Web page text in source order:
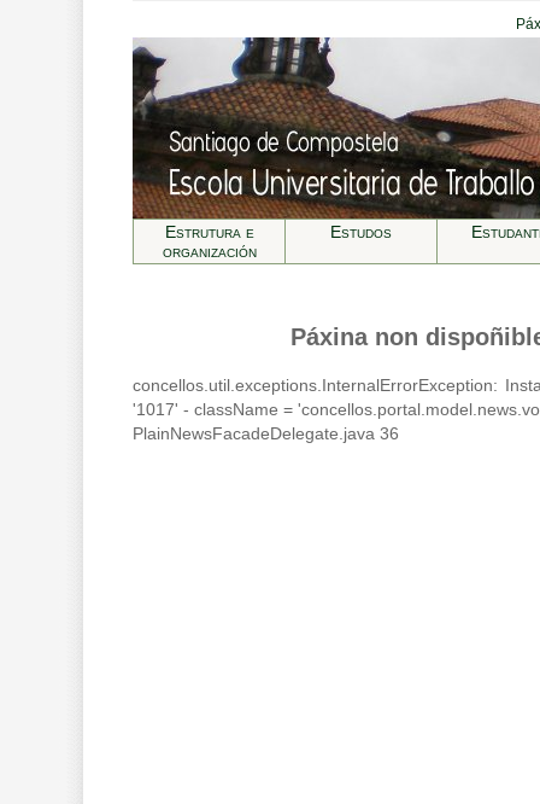
Estrutura e
organización
Estudos
Páxina non
concellos.util.exceptions.InternalErrorException:
'1017' - className =
PlainNewsFacadeDelegate.java 36